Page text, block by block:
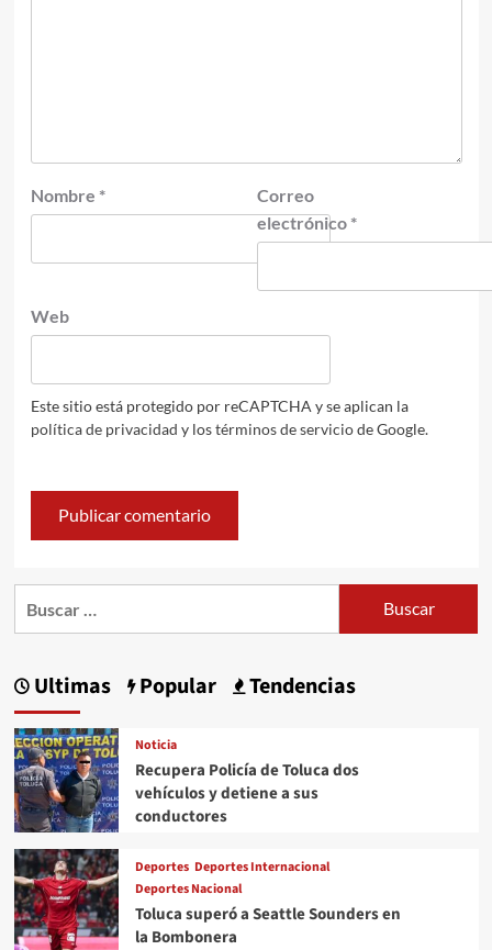
Nombre *
Correo
electrónico *
Web
Este sitio está protegido por reCAPTCHA y se aplican la
política de privacidad y lostérminos de serviciode Google.
Ultimas Popular Tendencias
Noticia
Recupera Policía de Toluca dos
vehículos y detiene a sus
conductores
Deportes Deportes Internacional
Deportes Nacional
Toluca superó a Seattle Sounders en
la Bombonera